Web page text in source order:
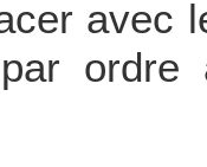
avec
ordre